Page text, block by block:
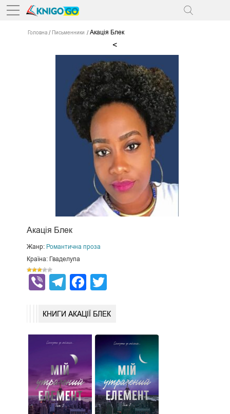
Головна Письменники Акація Блек
<
Акація Блек
Жанр: Романтична проза
Країна: Гваделупа
ViberTelegram
Facebook
КНИГИ АКАЦІЇ БЛЕК